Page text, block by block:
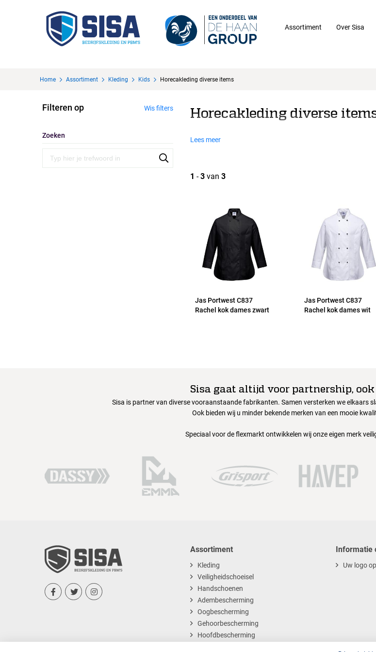
Assortiment Over Sisa
Home Assortiment Kleding Kids Horecakleding diverse items
Filteren op Wis filters
Zoeken
Horecakleding diverse
Lees meer
1 -3 van 3
Jas Portwest C837
Rachel kok dames zwart
Jas Portwest C837
Rachel kok dames wit
Sisa gaat altijd voor partnership,
Sisa is partner van diverse vooraanstaande fabrikanten. Samen versterken we elkaars
Ook bieden wij u minder bekende merken van een mooie
Speciaal voor de flexmarkt ontwikkelen wij onze eigen merk
  
Assortiment
Kleding
Veiligheidschoeisel
Handschoenen
Adembescherming
Oogbescherming
Gehoorbescherming
Hoofdbescherming
Informatie
Uw logo